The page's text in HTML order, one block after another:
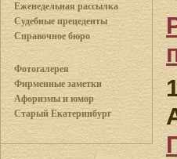
Еженедельная рассылка
Судебные прецеденты
Справочное бюро
Фотогалерея
Фирменные заметки
Афоризмы и юмор
Старый Екатеринбург